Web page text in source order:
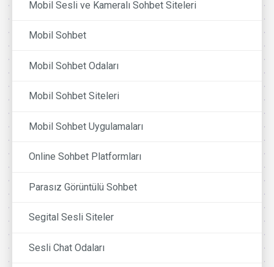
Mobil Sesli ve Kameralı Sohbet Siteleri
Mobil Sohbet
Mobil Sohbet Odaları
Mobil Sohbet Siteleri
Mobil Sohbet Uygulamaları
Online Sohbet Platformları
Parasız Görüntülü Sohbet
Segital Sesli Siteler
Sesli Chat Odaları